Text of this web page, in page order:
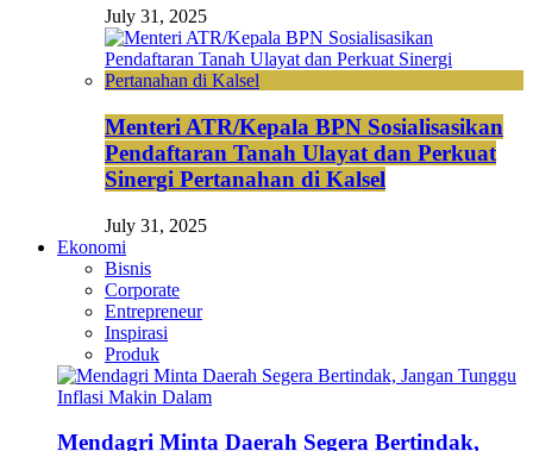
July 31, 2025
Menteri ATR/Kepala BPN Sosialisasikan
Pendaftaran Tanah Ulayat dan Perkuat
Sinergi Pertanahan di Kalsel
July 31, 2025
Ekonomi
Bisnis
Corporate
Entrepreneur
Inspirasi
Produk
Mendagri Minta Daerah Segera Bertindak,